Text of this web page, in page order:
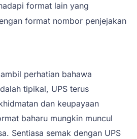
format lain yang
format nombor penjejakan
perhatian bahawa
tipikal, UPS terus
dan keupayaan
baharu mungkin muncul
Sentiasa semak dengan UPS